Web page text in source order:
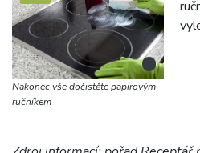
i
Nakonec vše dočistěte papírovým
ručníkem